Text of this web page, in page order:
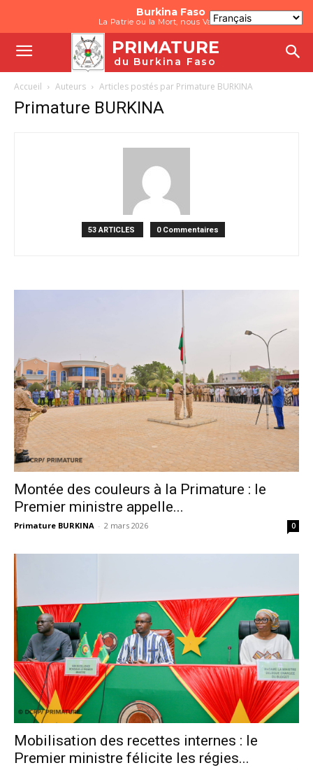
Burkina Faso
La Patrie ou la Mort, nous Vaincrons
PRIMATURE
du Burkina Faso
Accueil Auteurs Articles postés par Primature BURKINA
Primature BURKINA
53 ARTICLES 0 Commentaires
Montée des couleurs à la Primature : le
Premier ministre appelle...
Primature BURKINA - 2 mars 2026 0
Mobilisation des recettes internes : le
Premier ministre félicite les régies...